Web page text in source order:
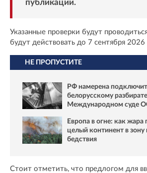
публикации.
Указанные проверки будут
будут действовать до 7 сентября 2026
НЕ ПРОПУСТИТЕ
РФ намерена
белорусскому
Международном суде
Европа в огне: как жара
целый континент в
бедствия
Стоит отметить, что предлогом для